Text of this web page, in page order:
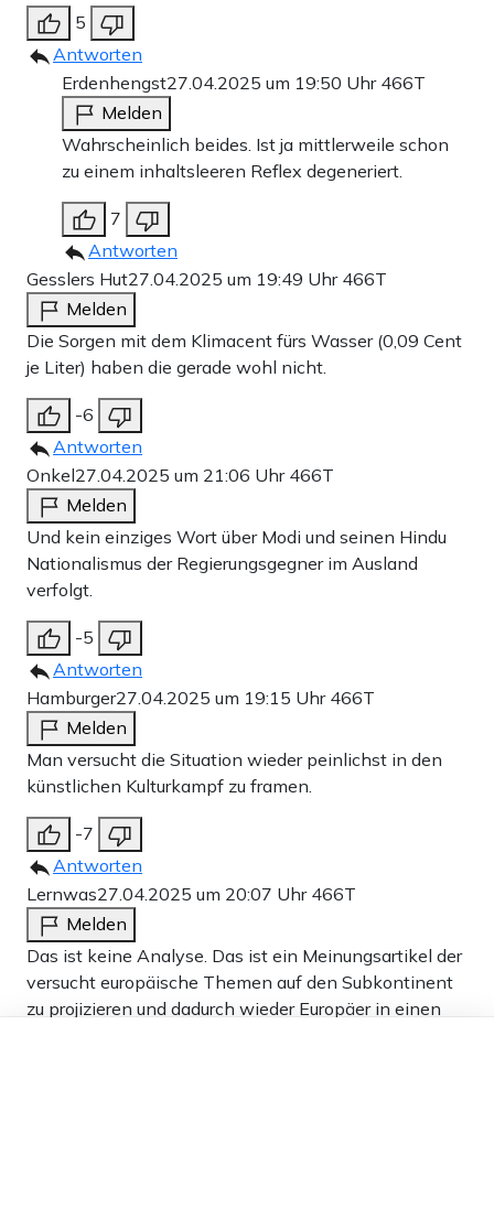
Weiter zum Zahlen
Bank-Überweisung
5
Antworten
Erdenhengst27.04.2025 um 19:50 Uhr 466T
Melden
Wahrscheinlich beides. Ist ja mittlerweile schon
zu einem inhaltsleeren Reflex degeneriert.
7
Antworten
Gesslers Hut27.04.2025 um 19:49 Uhr 466T
Melden
Die Sorgen mit dem Klimacent fürs Wasser (0,09 Cent
je Liter) haben die gerade wohl nicht.
-6
Antworten
Onkel27.04.2025 um 21:06 Uhr 466T
Melden
Und kein einziges Wort über Modi und seinen Hindu
Nationalismus der Regierungsgegner im Ausland
verfolgt.
-5
Antworten
Hamburger27.04.2025 um 19:15 Uhr 466T
Melden
Man versucht die Situation wieder peinlichst in den
künstlichen Kulturkampf zu framen.
-7
Antworten
Lernwas27.04.2025 um 20:07 Uhr 466T
Melden
Das ist keine Analyse. Das ist ein Meinungsartikel der
versucht europäische Themen auf den Subkontinent
zu projizieren und dadurch wieder Europäer in einen